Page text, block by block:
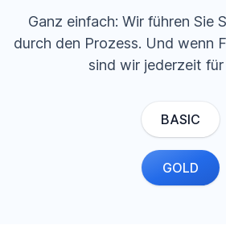
Ganz einfach: Wir führen Sie
durch den Prozess. Und wenn
sind wir jederzeit für
BASIC
GOLD